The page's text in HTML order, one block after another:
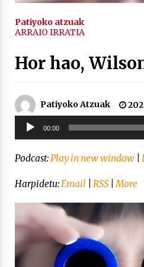
eta ondoren
2021/11/12
Arrosaren
esker
2021/11/11
Patiyoko atzuak
ARRAIO IRRATIA
Hor hao,
Patiyoko Atzuak
Soinu
erreproduzigailua
00:00
Podcast: Play in new window|
Harpidetu: Email RSS| More